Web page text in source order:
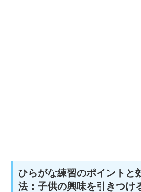
ひらがな練習のポイントと
法：子供の興味を引きつけ